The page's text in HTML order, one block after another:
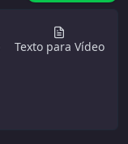
Texto para Vídeo